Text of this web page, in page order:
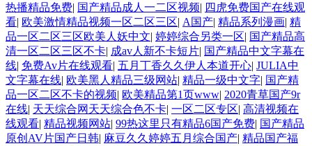
热播精品免费| 国产精品成人一二区视频| 四虎免费国产在线观
看| 欧美激情精品视频一区二区三区| A国产| 精品系列漫画| 精
品一区二区三区欧美人妖中文| 婷婷综合另类一区| 国产精品高
清一区二区三区不卡| 成av人新不卡短片| 国产精品中文字幕在
线| 免费Av片在线观看| 五月丁香久久伊人本道开心| JULIA中
文字幕在线| 欧美黑人精品三级网站| 精品一级中文字| 国产精
品一区二区不卡的视频| 欧美精品第1页www| 2020青草国产9r
在线| 天天综合网天天综合色不卡| 一区二区专区| 高清视频在
线观看| 精品视频网站| 99热这里只有精品6国产免费| 国产精品
原创AV片国产日韩| 麻豆久久婷婷五月综合国产| 精品国产福